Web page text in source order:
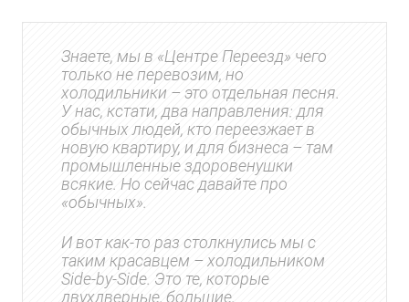
Знаете, мы в «Центре Переезд» чего
только не перевозим, но
холодильники – это отдельная песня.
У нас, кстати, два направления: для
обычных людей, кто переезжает в
новую квартиру, и для бизнеса – там
промышленные здоровенушки
всякие. Но сейчас давайте про
«обычных».
И вот как-то раз столкнулись мы с
таким красавцем – холодильником
Side-by-Side. Это те, которые
двухдверные, большие,